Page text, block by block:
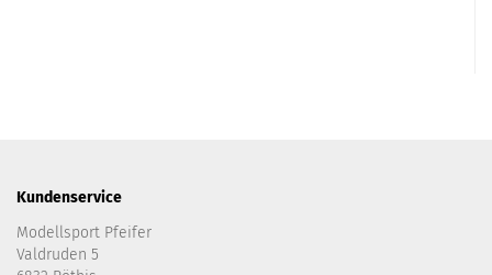
Kundenservice
Modellsport Pfeifer
Valdruden 5